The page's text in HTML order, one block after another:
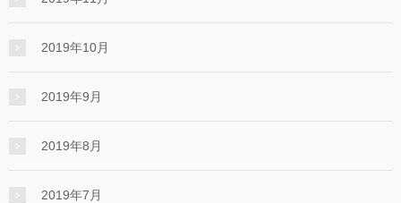
2019年10月
2019年9月
2019年8月
2019年7月